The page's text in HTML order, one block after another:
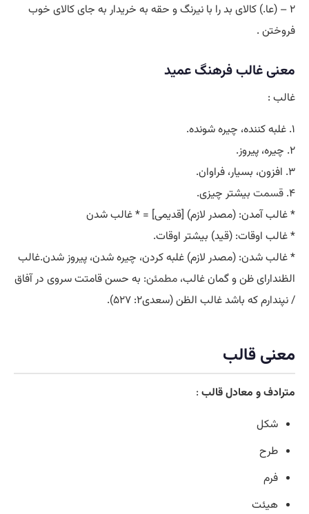
۲ – (عا.) کالای بد را با نیرنگ و حقه به خریدار به جای کالای خوب
فروختن .
معنی غالب فرهنگ عمید
غالب :
۱. غلبه کننده، چیره شونده.
۲. چیره، پیروز.
۳. افزون، بسیار، فراوان.
۴. قسمت بیشتر چیزی.
* غالب آمدن: (مصدر لازم) [قدیمی] = * غالب شدن
* غالب اوقات: (قید) بیشتر اوقات.
* غالب شدن: (مصدر لازم) غلبه کردن، چیره شدن، پیروز شدن.غالب
الظندارای ظن و گمان غالب، مطمئن: به حسن قامتت سروی در آفاق
/ نپندارم که باشد غالب الظن (سعدی۲: ۵۲۷).
معنی قالب
مترادف و معادل قالب :
شکل
طرح
فرم
هیئت